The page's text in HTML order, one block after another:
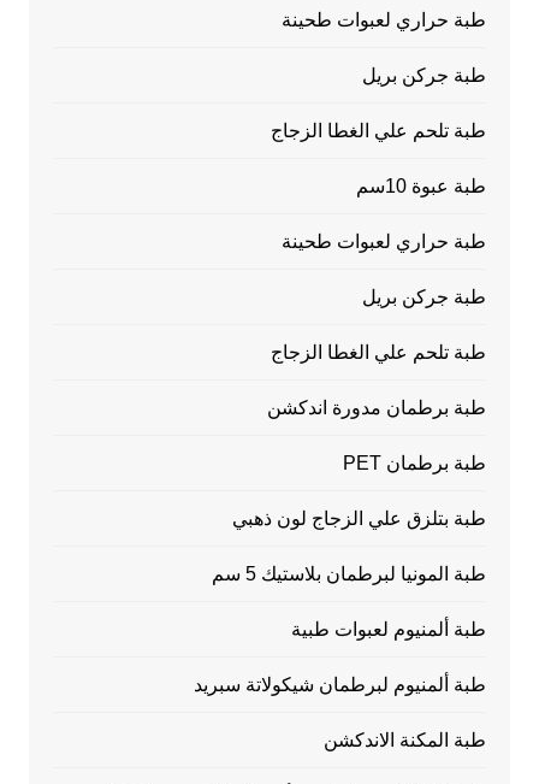
طبة حراري لعبوات طحينة
طبة جركن بريل
طبة تلحم علي الغطا الزجاج
طبة عبوة 10سم
طبة حراري لعبوات طحينة
طبة جركن بريل
طبة تلحم علي الغطا الزجاج
طبة برطمان مدورة اندكشن
طبة برطمان PET
طبة بتلزق علي الزجاج لون ذهبي
طبة المونيا لبرطمان بلاستيك 5 سم
طبة ألمنيوم لعبوات طبية
طبة ألمنيوم لبرطمان شيكولاتة سبريد
طبة المكنة الاندكشن